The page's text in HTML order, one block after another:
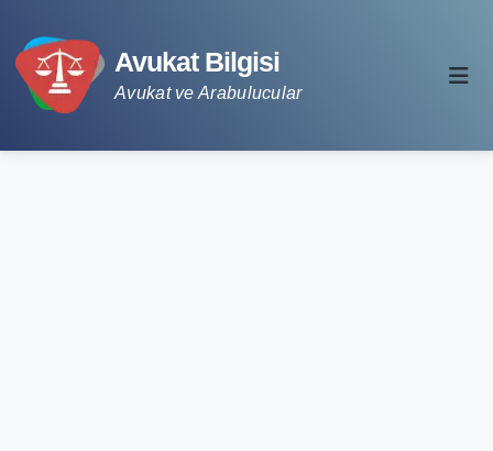
Avukat Bilgisi
Avukat ve Arabulucular